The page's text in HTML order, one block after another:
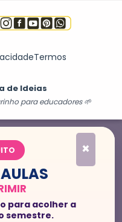
Termos
de Ideias
para educadores 🌱
×
para acolher a
semestre.